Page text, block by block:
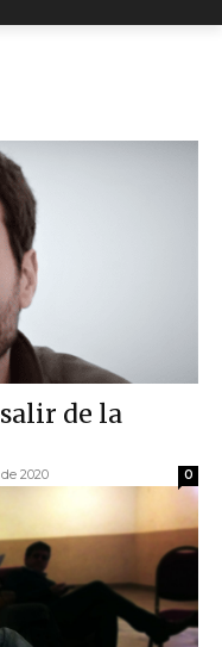
de la
2020 0